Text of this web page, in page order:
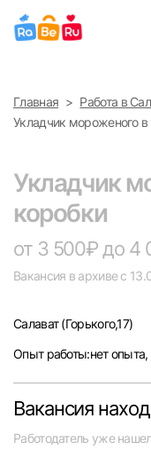
Найти работу
Выберите
Санкт-Петербург
Екатеринбург
Саратов
Челябинск
Главная
Работа в
Укладчик мороженого в
Укладчик
коробки
от 3 500₽ до 4
Вакансия в архиве с
Салават(Горького,17)
Опыт работы:нет опыта,
Вакансия
Работодатель уже